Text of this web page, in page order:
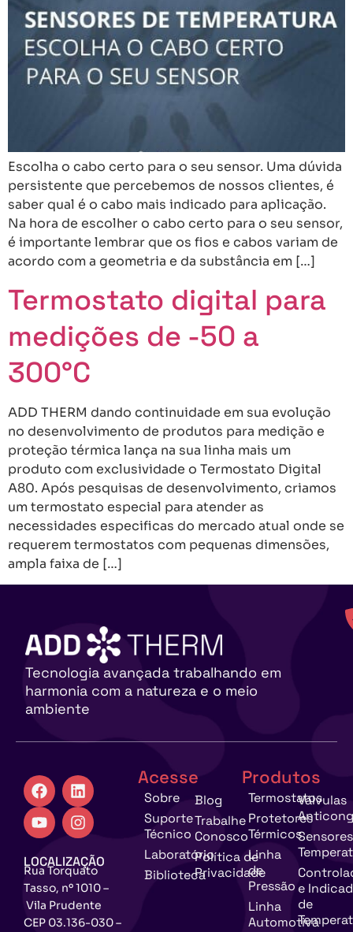
Escolha o cabo certo para o seu sensor. Uma dúvida
persistente que percebemos de nossos clientes, é
saber qual é o cabo mais indicado para aplicação.
Na hora de escolher o cabo certo para o seu sensor,
é importante lembrar que os fios e cabos variam de
acordo com a geometria e da substância em […]
Termostato digital para
medições de -50 a
300°C
ADD THERM dando continuidade em sua evolução
no desenvolvimento de produtos para medição e
proteção térmica lança na sua linha mais um
produto com exclusividade o Termostato Digital
A80. Após pesquisas de desenvolvimento, criamos
um termostato especial para atender as
necessidades especificas do mercado atual onde se
requerem termostatos com pequenas dimensões,
ampla faixa de […]
Tecnologia avançada trabalhando em
harmonia com a natureza e o meio
ambiente
LOCALIZAÇÃO
Rua Torquato
Tasso, nº 1010 –
Vila Prudente
CEP 03.136-030 –
Acesse
Sobre
Suporte
Técnico
Laboratório
Biblioteca
Blog
Trabalhe
Conosco
Política de
Privacidade
Produtos
Termostatos
Protetores
Térmicos
Linha
de
Pressão
Linha
Automotiva
Válvulas
e
de